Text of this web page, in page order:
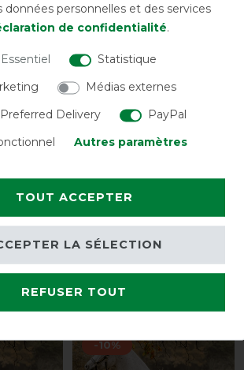
A-
-
Couverture d'extérieur
Equithème Tyrex 600D
recyclée 300g
avant 96,90 €
-10%
données personnelles et des services
de confidentialité.
Essentiel
Statistique
Médias externes
Delivery
PayPal
Autres paramètres
TOUT ACCEPTER
REFUSER TOUT
LA SÉLECTION